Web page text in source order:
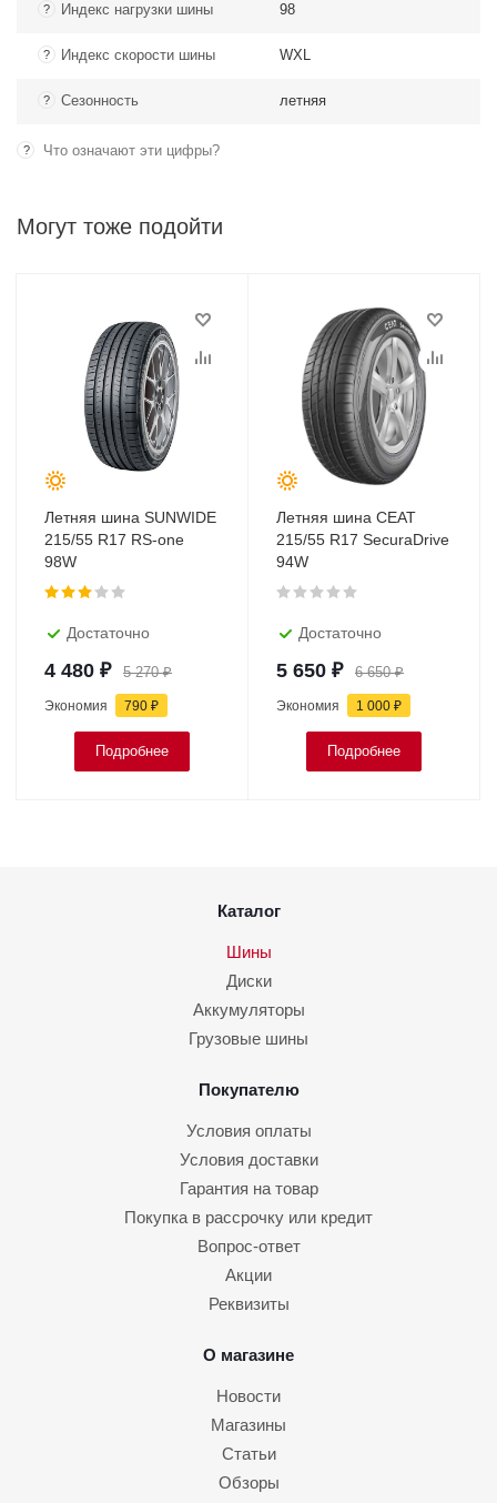
? Индекс нагрузки шины 98
? Индекс скорости шины WXL
? Сезонность летняя
? Что означают эти цифры?
Могут тоже подойти
Летняя шина SUNWIDE
215/55 R17 RS-one
98W
Достаточно
4 480 ₽ 5 270₽
Экономия 790 ₽
Подробнее
Летняя шина CEAT
215/55 R17 SecuraDrive
94W
Достаточно
5 650 ₽ 6 650₽
Экономия 1 000 ₽
Подробнее
Каталог
Шины
Диски
Аккумуляторы
Грузовые шины
Покупателю
Условия оплаты
Условия доставки
Гарантия на товар
Покупка в рассрочку или кредит
Вопрос-ответ
Акции
Реквизиты
О магазине
Новости
Магазины
Статьи
Обзоры